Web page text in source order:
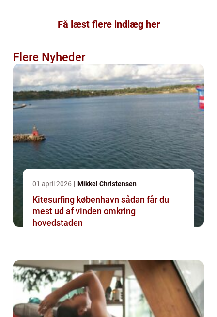
Få læst flere indlæg her
Flere Nyheder
01 april 2026 Mikkel Christensen
Kitesurfing københavn sådan får du
mest ud af vinden omkring
hovedstaden